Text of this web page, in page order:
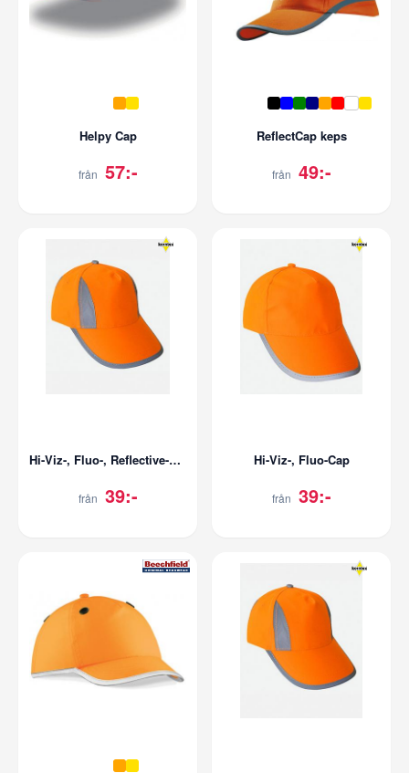
Helpy Cap
från 57:-
ReflectCap keps
från 49:-
Hi-Viz-, Fluo-, Reflective-Cap
från 39:-
Hi-Viz-, Fluo-Cap
från 39:-